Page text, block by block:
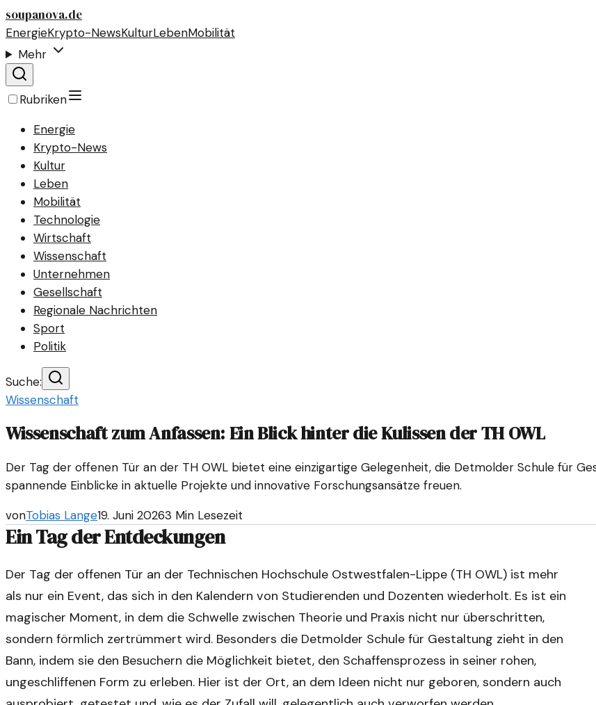
soupanova.de
EnergieKrypto-NewsKulturLebenMobilität
Mehr
Rubriken
Energie
Krypto-News
Kultur
Leben
Mobilität
Technologie
Wirtschaft
Wissenschaft
Unternehmen
Gesellschaft
Regionale Nachrichten
Sport
Politik
Suche:
Wissenschaft
Wissenschaft zum Anfassen: Ein Blick hinter die Kulissen der TH OWL
Der Tag der offenen Tür an der TH OWL bietet eine einzigartige Gelegenheit, die Detmolder Schule für
spannende Einblicke in aktuelle Projekte und innovative Forschungsansätze freuen.
vonTobias Lange19. Juni 20263 Min Lesezeit
Ein Tag der Entdeckungen
Der Tag der offenen Tür an der Technischen Hochschule Ostwestfalen-Lippe (TH OWL) ist mehr
als nur ein Event, das sich in den Kalendern von Studierenden und Dozenten wiederholt. Es ist ein
magischer Moment, in dem die Schwelle zwischen Theorie und Praxis nicht nur überschritten,
sondern förmlich zertrümmert wird. Besonders die Detmolder Schule für Gestaltung zieht in den
Bann, indem sie den Besuchern die Möglichkeit bietet, den Schaffensprozess in seiner rohen,
ungeschliffenen Form zu erleben. Hier ist der Ort, an dem Ideen nicht nur geboren, sondern auch